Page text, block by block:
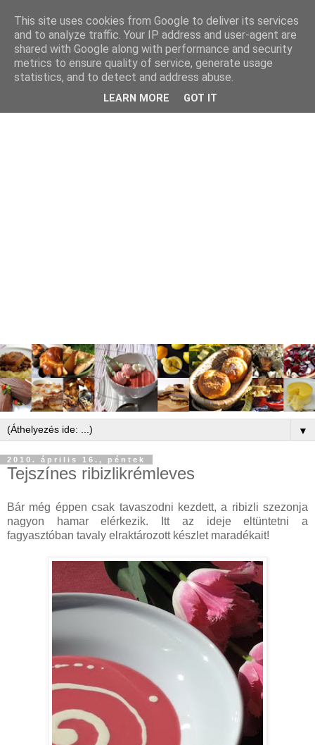
▼
2010. április 16., péntek
Tejszínes ribizlikrémleves
Bár még éppen csak tavaszodni kezdett, a ribizli szezonja
nagyon hamar elérkezik. Itt az ideje eltüntetni a
fagyasztóban tavaly elraktározott készlet maradékait!
This site uses cookies from Google to deliver its services
and to analyze traffic. Your IP address and user-agent are
shared with Google along with performance and security
metrics to ensure quality of service, generate usage
statistics, and to detect and address abuse.
LEARN MORE GOT IT